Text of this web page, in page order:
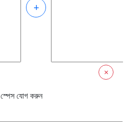
+
×
স্পেস যোগ করুন